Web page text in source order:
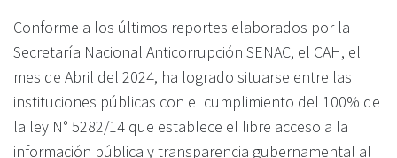
Conforme a los últimos reportes elaborados por la
Secretaría Nacional Anticorrupción SENAC, el CAH, el
mes de Abril del 2024, ha logrado situarse entre las
instituciones públicas con el cumplimiento del 100% de
la ley N° 5282/14 que establece el libre acceso a la
información pública y transparencia gubernamental al